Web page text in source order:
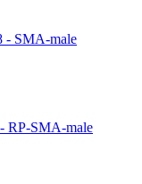
- SMA-male
RP-SMA-male